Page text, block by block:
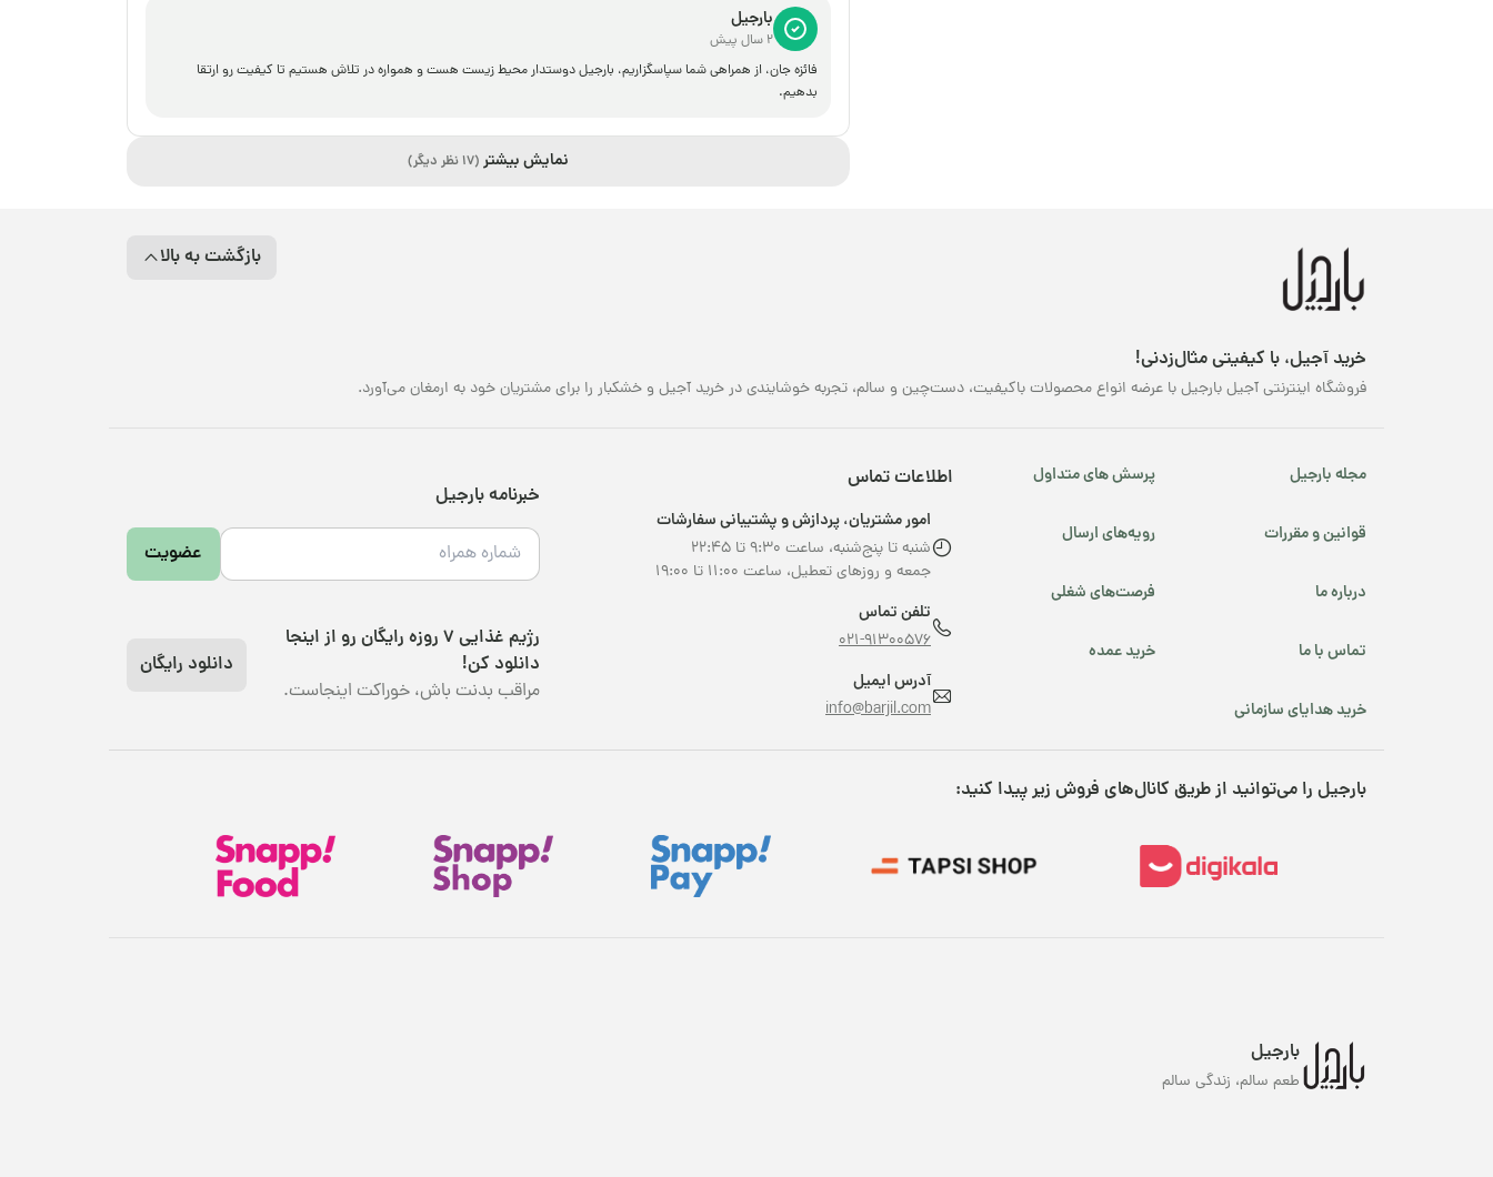
بارجیل
2 سال پیش
فائزه جان، از همراهی شما سپاسگزاریم، بارجیل دوستدار محیط زیست هست و همواره در تلاش هستیم تا کیفیت رو ارتقا
بدهیم.
نمایش بیشتر (17 نظر دیگر)
بازگشت به بالا
خرید آجیل، با کیفیتی مثال‌زدنی!
فروشگاه اینترنتی آجیل بارجیل با عرضه انواع محصولات باکیفیت، دست‌چین و سالم، تجربه خوشایندی در خرید آجیل و خشکبار را برای مشتریان خود به ارمغان می‌آورد.
مجله بارجیل پرسش های متداول
قوانین و مقررات رویه‌های ارسال
درباره ما فرصت‌های شغلی
تماس با ما خرید عمده
خرید هدایای سازمانی
اطلاعات تماس
امور مشتریان، پردازش و پشتیبانی سفارشات
شنبه تا پنج‌شنبه، ساعت ۹:۳۰ تا ۲۲:۴۵
جمعه و روزهای تعطیل، ساعت ۱۱:۰۰ تا ۱۹:۰۰
تلفن تماس
021-91300576
آدرس ایمیل
info@barjil.com
خبرنامه بارجیل
عضویت
رژیم غذایی 7 روزه رایگان رو از اینجا
دانلود کن!
مراقب بدنت باش، خوراکت اینجاست.
دانلود رایگان
بارجیل را می‌توانید از طریق کانال‌های فروش زیر پیدا کنید:
بارجیل
طعم سالم، زندگی سالم